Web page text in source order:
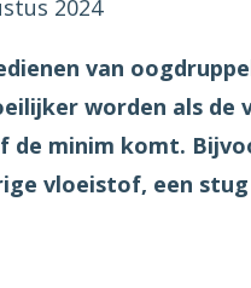
2024
van
worden als
de minim komt.
vloeistof, een